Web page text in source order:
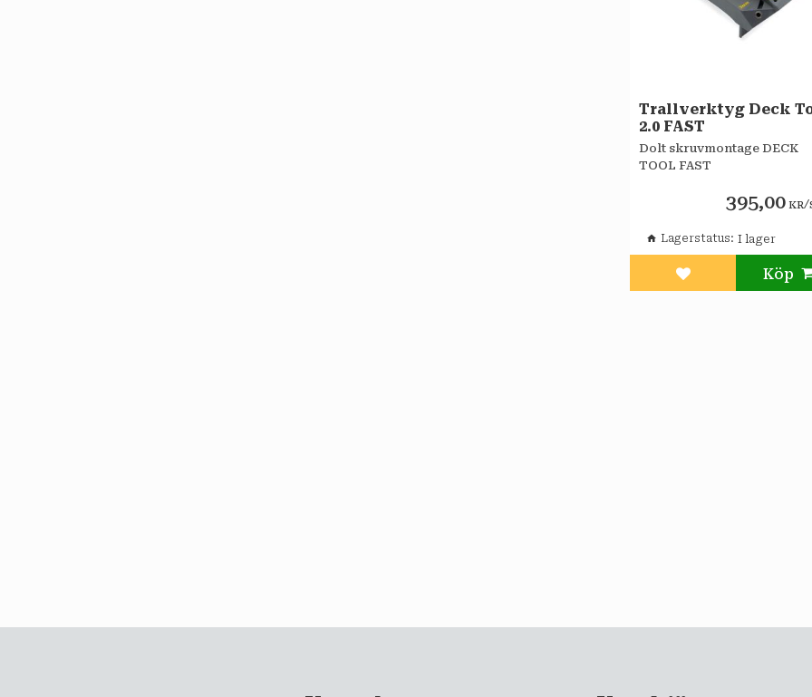
Trallverktyg Deck
2.0 FAST
Dolt skruvmontage DECK
TOOL FAST
395,00KR/
Lägg till i
Lagerstatus